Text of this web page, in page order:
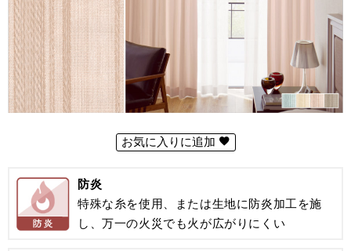
お気に入りに追加
防炎
特殊な糸を使用、または生地に防炎加工を施
し、万一の火災でも火が広がりにくい